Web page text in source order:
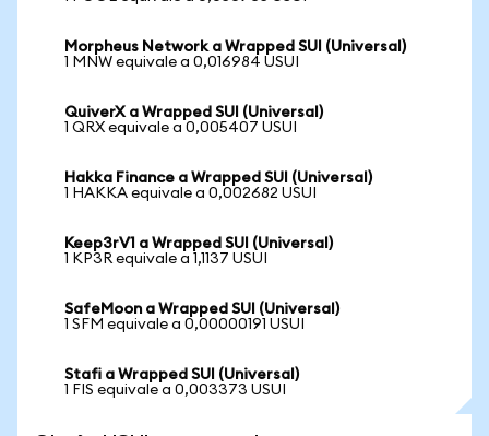
Morpheus Network a Wrapped SUI (Universal)
1 MNW equivale a 0,016984 USUI
QuiverX a Wrapped SUI (Universal)
1 QRX equivale a 0,005407 USUI
Hakka Finance a Wrapped SUI (Universal)
1 HAKKA equivale a 0,002682 USUI
Keep3rV1 a Wrapped SUI (Universal)
1 KP3R equivale a 1,1137 USUI
SafeMoon a Wrapped SUI (Universal)
1 SFM equivale a 0,00000191 USUI
Stafi a Wrapped SUI (Universal)
1 FIS equivale a 0,003373 USUI